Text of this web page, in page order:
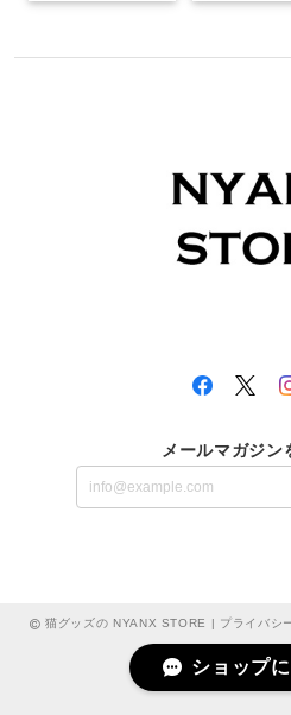
メールマガジン
猫グッズの NYANX STORE | プライバシ
ショップ